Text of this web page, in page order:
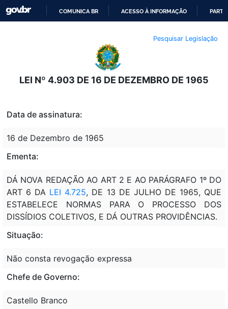
O
CONTEÚDO
COMUNICA BR ACESSO À INFORMAÇÃO
Pesquisar Legislação
LEI Nº 4.903 DE 16 DE DEZEMBRO DE 1965
Data de assinatura:
16 de Dezembro de 1965
Ementa:
DÁ NOVA REDAÇÃO AO ART 2 E AO PARÁGRAFO 1º DO
ART 6 DA LEI 4.725, DE 13 DE JULHO DE 1965, QUE
ESTABELECE NORMAS PARA O PROCESSO DOS
DISSÍDIOS COLETIVOS, E DÁ OUTRAS PROVIDÊNCIAS.
Situação:
Não consta revogação expressa
Chefe de Governo:
Castello Branco